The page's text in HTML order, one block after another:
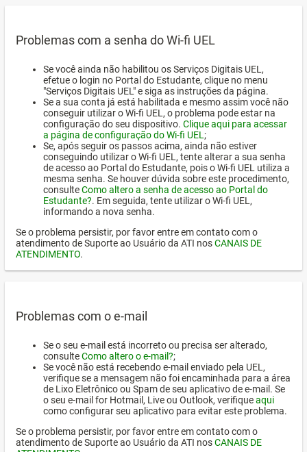
Problemas com a senha do Wi-fi UEL
Se você ainda não habilitou os Serviços Digitais UEL,
efetue o login no Portal do Estudante, clique no menu
"Serviços Digitais UEL" e siga as instruções da página.
Se a sua conta já está habilitada e mesmo assim você não
conseguir utilizar o Wi-fi UEL, o problema pode estar na
configuração do seu dispositivo. Clique aqui para acessar
a página de configuração do Wi-fi UEL ;
Se, após seguir os passos acima, ainda não estiver
conseguindo utilizar o Wi-fi UEL, tente alterar a sua senha
de acesso ao Portal do Estudante, pois o Wi-fi UEL utiliza a
mesma senha. Se houver dúvida sobre este procedimento,
consulteComo altero a senha de acesso ao Portal do
Estudante?. Em seguida, tente utilizar o Wi-fi UEL,
informando a nova senha.
Se o problema persistir, por favor entre em contato com o
atendimento de Suporte ao Usuário da ATI nosCANAIS DE
ATENDIMENTO.
Problemas com o e-mail
Se o seu e-mail está incorreto ou precisa ser alterado,
consulteComo altero o e-mail?;
Se você não está recebendo e-mail enviado pela UEL,
verifique se a mensagem não foi encaminhada para a área
de Lixo Eletrônico ou Spam de seu aplicativo de e-mail. Se
o seu e-mail for Hotmail, Live ou Outlook, verifiqueaqui
como configurar seu aplicativo para evitar este problema.
Se o problema persistir, por favor entre em contato com o
atendimento de Suporte ao Usuário da ATI nosCANAIS DE